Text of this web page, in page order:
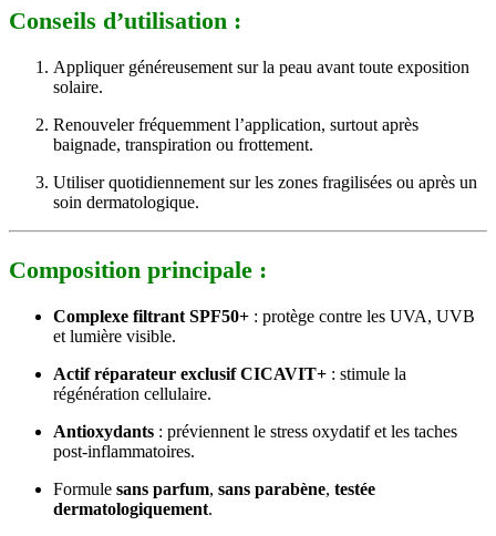
Conseils d’utilisation :
Appliquer généreusement sur la peau avant toute exposition
solaire.
Renouveler fréquemment l’application, surtout après
baignade, transpiration ou frottement.
Utiliser quotidiennement sur les zones fragilisées ou après un
soin dermatologique.
Composition principale :
Complexe filtrant SPF50+ : protège contre les UVA, UVB
et lumière visible.
Actif réparateur exclusif CICAVIT+ : stimule la
régénération cellulaire.
Antioxydants : préviennent le stress oxydatif et les taches
post-inflammatoires.
Formule sans parfum, sans parabène, testée
dermatologiquement.